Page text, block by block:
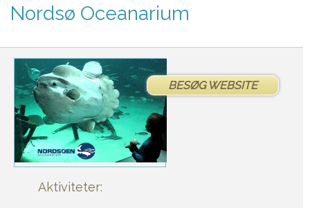
Nordsø Oceanarium
BESØG WEBSITE
Aktiviteter: